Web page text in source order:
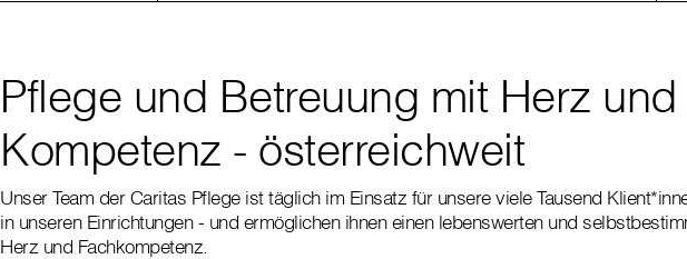
Pflege und Betreuung mit Herz und
Kompetenz - österreichweit
Unser Team der Caritas Pflege ist täglich im Einsatz für unsere viele Tausend
in unseren Einrichtungen - und ermöglichen ihnen einen lebenswerten und
Herz und Fachkompetenz.